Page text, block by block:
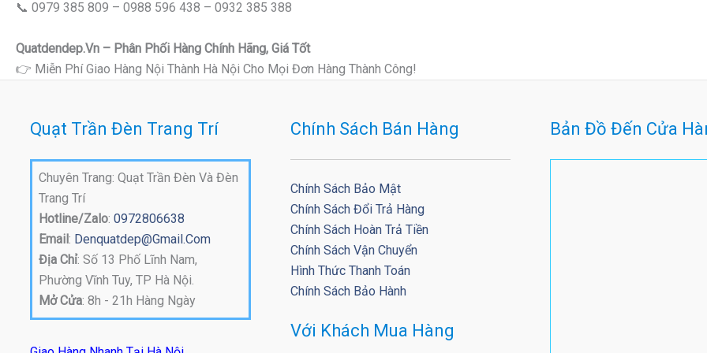
📞 0979 385 809 – 0988 596 438 – 0932 385 388
Quatdendep.vn – Phân Phối Hàng Chính Hãng, Giá Tốt
👉 Miễn Phí Giao Hàng Nội Thành Hà Nội Cho Mọi Đơn Hàng Thành Công!
Quạt Trần Đèn Trang Trí
Chuyên Trang: Quạt Trần Đèn Và Đèn
Trang Trí
Hotline/Zalo: 0972806638
Email: Denquatdep@gmail.com
Địa Chỉ: Số 13 Phố Lĩnh Nam,
Phường Vĩnh Tuy, TP Hà Nội.
Mở Cửa: 8h - 21h Hàng Ngày
Chính Sách Bán Hàng
Chính Sách Bảo Mật
Chính Sách Đổi Trả Hàng
Chính Sách Hoàn Trả Tiền
Chính Sách Vận Chuyển
Hình Thức Thanh Toán
Chính Sách Bảo Hành
Với Khách Mua Hàng
Bản Đồ Đến Cửa